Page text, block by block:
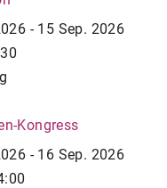
- 15 Sep. 2026
Kongress
- 16 Sep. 2026